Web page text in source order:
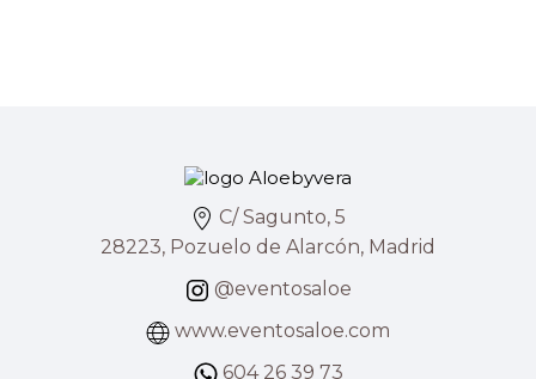
C/ Sagunto, 5
28223, Pozuelo de Alarcón, Madrid
@eventosaloe
www.eventosaloe.com
604 26 39 73